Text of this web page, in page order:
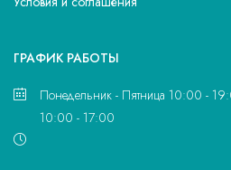
ГРАФИК РАБОТЫ
Понедельник - Пятница 10:00 -
10:00 - 17:00